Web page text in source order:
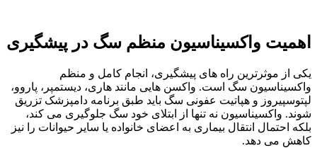
اهمیت واکسیناسیون منظم سگ در پیشگیری
یکی از موثرترین راه‌ های پیشگیری، انجام کامل و منظم
واکسیناسیون سگ است. واکسن‌ هایی مانند هاری، دیستمپر، پاروو،
لپتوسپیروز و هپاتیت عفونی سگ باید طبق برنامه دامپزشک تزریق
شوند. واکسیناسیون نه‌ تنها از ابتلای خود سگ جلوگیری می‌ کند،
بلکه احتمال انتقال بیماری به اعضای خانواده یا سایر حیوانات را نیز
کاهش می‌ دهد.